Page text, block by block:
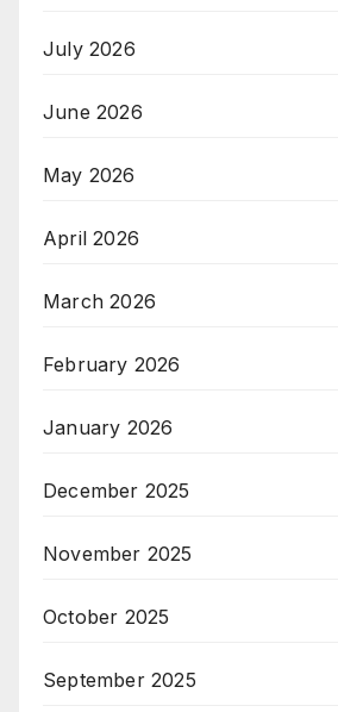
July 2026
June 2026
May 2026
April 2026
March 2026
February 2026
January 2026
December 2025
November 2025
October 2025
September 2025